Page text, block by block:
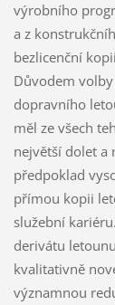
výrobního
a z
bezlicenční
Důvodem
dopravního
měl ze všech
největší dolet a
předpoklad
přímou kopii
služební
derivátu
kvalitativně
významnou